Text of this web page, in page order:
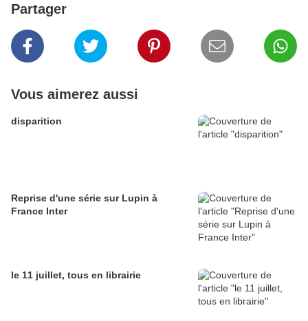
Partager
Vous aimerez aussi
disparition
Reprise d'une série sur Lupin à
France Inter
le 11 juillet, tous en librairie